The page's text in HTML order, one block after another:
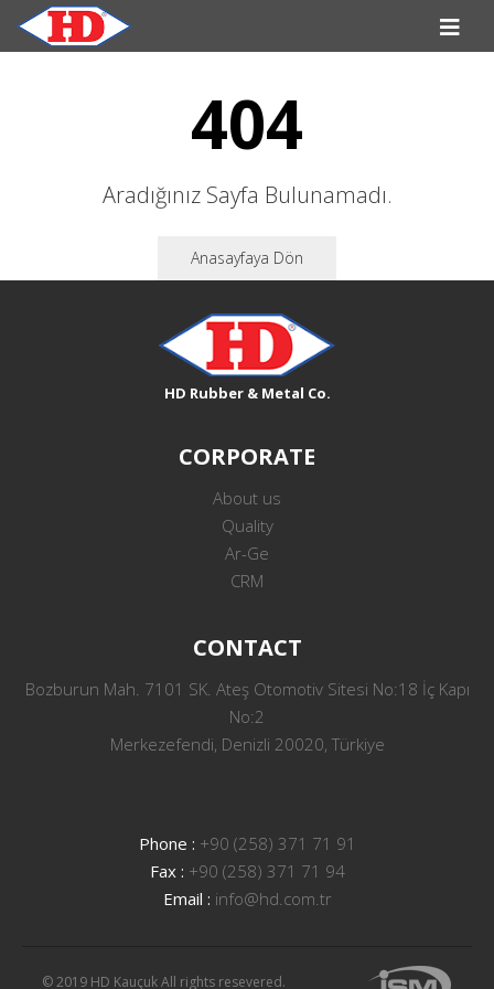
404
Aradığınız Sayfa Bulunamadı.
Anasayfaya Dön
HD Rubber & Metal Co.
CORPORATE
About us
Quality
Ar-Ge
CRM
CONTACT
Bozburun Mah. 7101 SK. Ateş Otomotiv Sitesi No:18 İç Kapı
No:2
Merkezefendi, Denizli 20020, Türkiye
Phone : +90 (258) 371 71 91
Fax : +90 (258) 371 71 94
Email : info@hd.com.tr
© 2019 HD Kauçuk All rights resevered.